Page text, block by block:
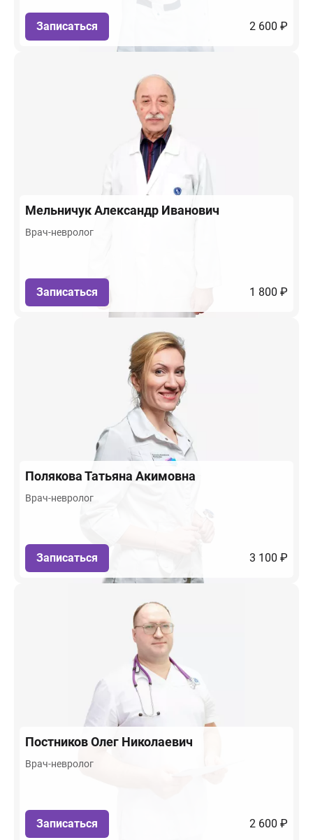
Записаться 2 600 ₽
МельничукАлександр Иванович
Врач-невролог
Записаться 1 800 ₽
ПоляковаТатьяна Акимовна
Врач-невролог
Записаться 3 100 ₽
ПостниковОлег Николаевич
Врач-невролог
Записаться 2 600 ₽